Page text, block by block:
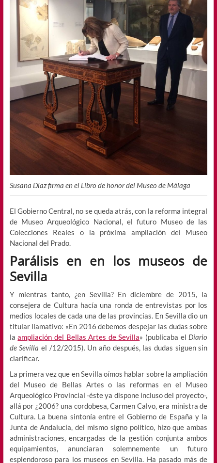
Susana Díaz firma en el Libro de honor del Museo de Málaga
El Gobierno Central, no se queda atrás, con la reforma integral
de Museo Arqueológico Nacional, el futuro Museo de las
Colecciones Reales o la próxima ampliación del Museo
Nacional del Prado.
Parálisis en en los museos de
Sevilla
Y mientras tanto, ¿en Sevilla? En diciembre de 2015, la
consejera de Cultura hacía una ronda de entrevistas por los
medios locales de cada una de las provincias. En Sevilla dio un
titular llamativo: «En 2016 debemos despejar las dudas sobre
laampliación del Bellas Artes de Sevilla» (publicaba el Diario
de Sevilla el /12/2015). Un año después, las dudas siguen sin
clarificar.
La primera vez que en Sevilla oímos hablar sobre la ampliación
del Museo de Bellas Artes o las reformas en el Museo
Arqueológico Provincial -éste ya dispone incluso del proyecto-,
allá por ¿2006? una cordobesa, Carmen Calvo, era ministra de
Cultura. La buena sintonía entre el Gobierno de España y la
Junta de Andalucía, del mismo signo político, hizo que ambas
administraciones, encargadas de la gestión conjunta ambos
equipamientos, anunciaran solemnemente un futuro
esplendoroso para los museos en Sevilla. Ha pasado más de